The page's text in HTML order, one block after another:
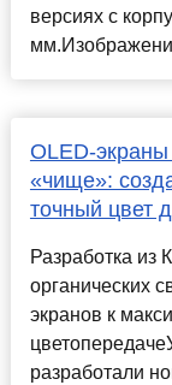
версиях с
OLED-экраны
«чище»:
точный цвет
Разработка из
органических
экранов к
разработали